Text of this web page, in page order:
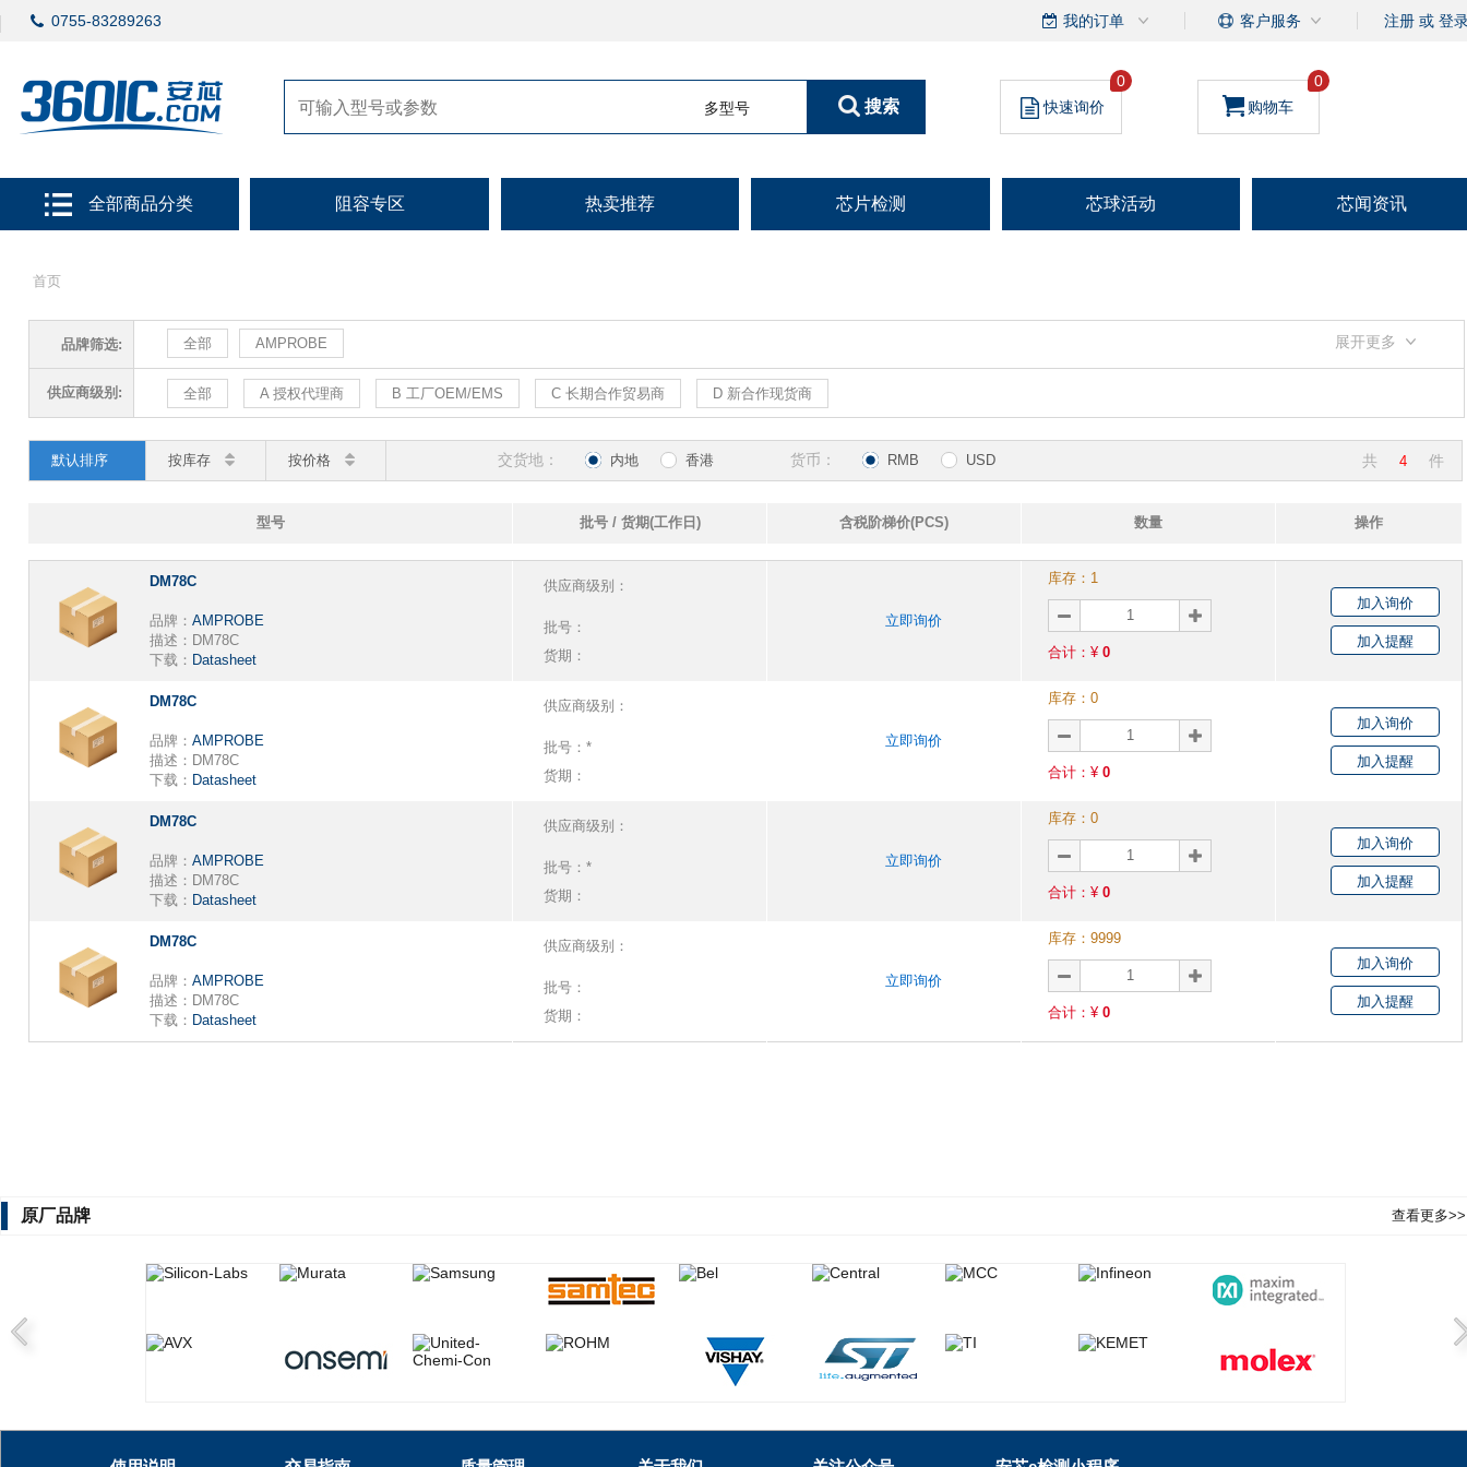
0755-83289263 我的订单 客户服务 注册 或 登
多型号 搜索 快速询价
0
购物车
0
全部商品分类 阻容专区 热卖推荐 芯片检测 芯球活动 芯闻资讯
首页
品牌筛选: 全部 AMPROBE 展开更多
供应商级别: 全部 A 授权代理商 B 工厂OEM/EMS C 长期合作贸易商 D 新合作现货商
默认排序 按库存 按价格 交货地： 内地 香港 货币： RMB USD 共 4 件
型号 批号 / 货期(工作日) 含税阶梯价(PCS) 数量 操作
DM78C
品牌： AMPROBE
描述： DM78C
下载： Datasheet
供应商级别：
批号：
货期：
立即询价
库存： 1
合计：¥ 0
加入询价
加入提醒
DM78C
品牌： AMPROBE
描述： DM78C
下载： Datasheet
供应商级别：
批号： *
货期：
立即询价
库存： 0
合计：¥ 0
加入询价
加入提醒
DM78C
品牌： AMPROBE
描述： DM78C
下载： Datasheet
供应商级别：
批号： *
货期：
立即询价
库存： 0
合计：¥ 0
加入询价
加入提醒
DM78C
品牌： AMPROBE
描述： DM78C
下载： Datasheet
供应商级别：
批号：
货期：
立即询价
库存： 9999
合计：¥ 0
加入询价
加入提醒
原厂品牌 查看更多>>